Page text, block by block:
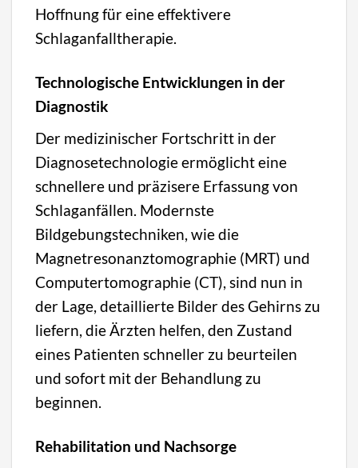
Hoffnung für eine effektivere
Schlaganfalltherapie.
Technologische Entwicklungen in der
Diagnostik
Der medizinischer Fortschritt in der
Diagnosetechnologie ermöglicht eine
schnellere und präzisere Erfassung von
Schlaganfällen. Modernste
Bildgebungstechniken, wie die
Magnetresonanztomographie (MRT) und
Computertomographie (CT), sind nun in
der Lage, detaillierte Bilder des Gehirns zu
liefern, die Ärzten helfen, den Zustand
eines Patienten schneller zu beurteilen
und sofort mit der Behandlung zu
beginnen.
Rehabilitation und Nachsorge